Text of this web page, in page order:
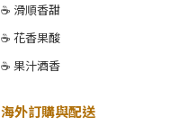
☕ 滑順香甜
☕ 花香果酸
☕ 果汁酒香
海外訂購與配送